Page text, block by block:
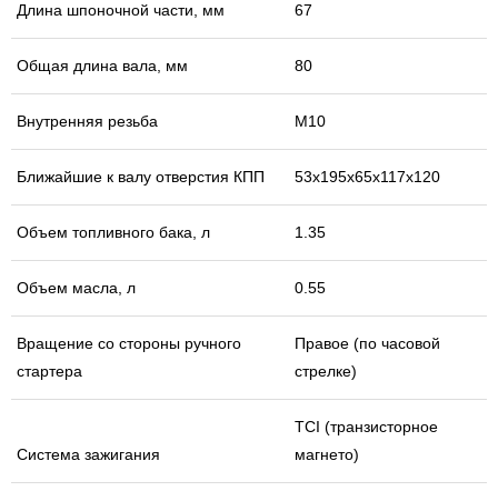
Длина шпоночной части, мм 67
Общая длина вала, мм 80
Внутренняя резьба М10
Ближайшие к валу отверстия КПП 53х195х65х117х120
Объем топливного бака, л 1.35
Объем масла, л 0.55
Вращение со стороны ручного
стартера
Правое (по часовой
стрелке)
Система зажигания
ТСI (транзисторное
магнето)